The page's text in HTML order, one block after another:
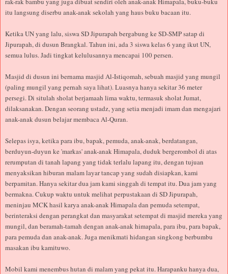
itu langsung diserbu anak-anak sekolah yang haus buku bacaan itu.
Ketika UN yang lalu, siswa SD Jipurapah bergabung ke SD-SMP satap di
Jipurapah, di dusun Brangkal. Tahun ini, ada 3 siswa kelas 6 yang ikut UN,
semua lulus. Jadi tingkat kelulusannya mencapai 100 persen.
Masjid di dusun ini bernama masjid Al-Istiqomah, sebuah masjid yang mungil
(paling mungil yang pernah saya lihat). Luasnya hanya sekitar 36 meter
persegi. Di situlah sholat berjamaah lima waktu, termasuk sholat Jumat,
dilaksanakan. Dengan seorang ustadz, yang setia menjadi imam dan mengajari
anak-anak dusun belajar membaca Al-Quran.
Selepas isya, ketika para ibu, bapak, pemuda, anak-anak, berdatangan,
berduyun-duyun ke 'markas' anak-anak Himapala, duduk bergerombol di atas
rerumputan di tanah lapang yang tidak terlalu lapang itu, dengan tujuan
menyaksikan hiburan malam layar tancap yang sudah disiapkan, kami
berpamitan. Hanya sekitar dua jam kami singgah di tempat itu. Dua jam yang
bermakna. Cukup waktu untuk melihat perpustakaan di SD Jipurapah,
meninjau MCK hasil karya anak-anak Himapala dan pemuda setempat,
berinteraksi dengan perangkat dan masyarakat setempat di masjid mereka yang
mungil, dan beramah-tamah dengan anak-anak himapala, para ibu, para bapak,
para pemuda dan anak-anak. Juga menikmati hidangan singkong berbumbu
masakan ibu kamituwo.
Mobil kami menembus hutan di malam yang pekat itu. Harapanku hanya dua,